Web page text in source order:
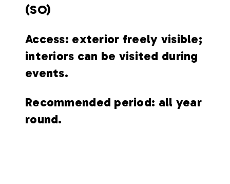
(SO)
Access: exterior freely visible;
interiors can be visited during
events.
Recommended period: all year
round.